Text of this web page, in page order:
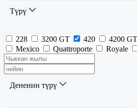
Түрү
228 3200 GT 420 4200 GT
Mexico
Quattroporte Royale
Дененин түрү